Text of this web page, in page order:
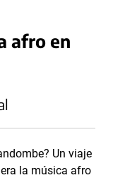
afro en
Un viaje
la música afro